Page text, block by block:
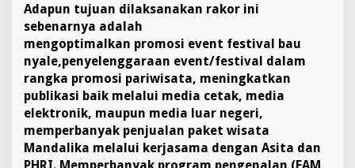
Adapun tujuan dilaksanakan rakor ini
sebenarnya adalah
mengoptimalkan promosi event festival bau
nyale,penyelenggaraan event/festival dalam
rangka promosi pariwisata, meningkatkan
publikasi baik melalui media cetak, media
elektronik, maupun media luar negeri,
memperbanyak penjualan paket wisata
Mandalika melalui kerjasama dengan Asita dan